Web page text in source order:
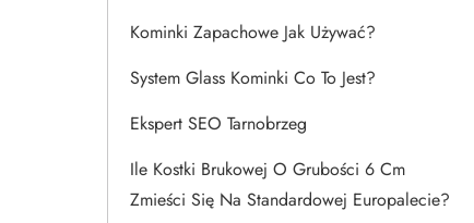
Kominki Zapachowe Jak Używać?
System Glass Kominki Co To Jest?
Ekspert SEO Tarnobrzeg
Ile Kostki Brukowej O Grubości 6 Cm
Zmieści Się Na Standardowej Europalecie?